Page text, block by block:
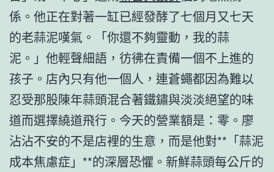
係。他正在對著一缸已經發酵了七個月又七天
的老蒜泥嘆氣。「你還不夠靈動，我的蒜
泥。」他輕聲細語，彷彿在責備一個不上進的
孩子。店內只有他一個人，連蒼蠅都因為難以
忍受那股陳年蒜頭混合著鐵鏽與淡淡絕望的味
道而選擇繞道飛行。今天的營業額是：零。廖
沾沾不安的不是店裡的生意，而是他對**「蒜泥
成本焦慮症」**的深層恐懼。新鮮蒜頭每公斤的